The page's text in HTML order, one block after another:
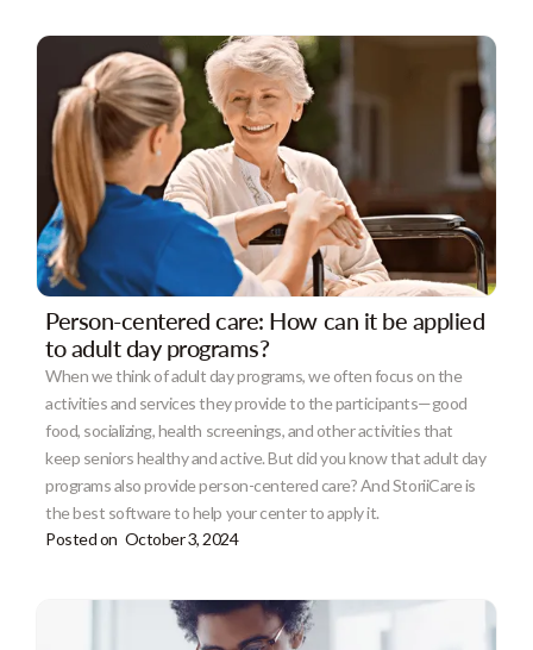
Person-centered care: How can it be applied
to adult day programs?
When we think of adult day programs, we often focus on the
activities and services they provide to the participants—good
food, socializing, health screenings, and other activities that
keep seniors healthy and active. But did you know that adult day
programs also provide person-centered care? And StoriiCare is
the best software to help your center to apply it.
Posted on October 3, 2024